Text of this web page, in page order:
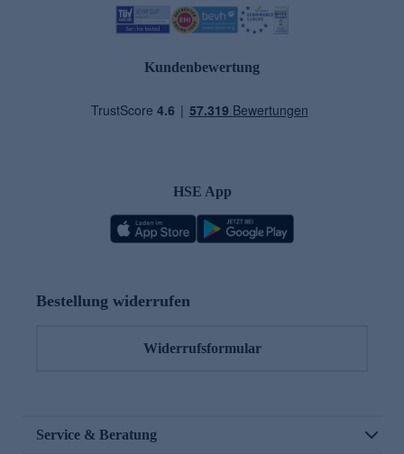
Kundenbewertung
HSE App
Bestellung widerrufen
Widerrufsformular
Service & Beratung